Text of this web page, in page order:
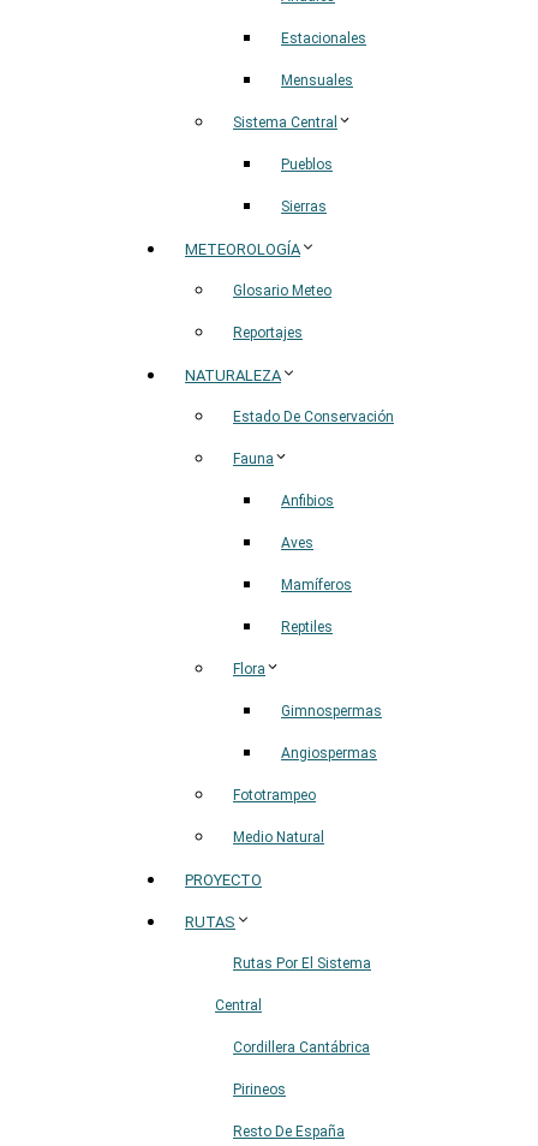
Estacionales
Mensuales
Sistema Central
Pueblos
Sierras
METEOROLOGÍA
Glosario Meteo
Reportajes
NATURALEZA
Estado De Conservación
Fauna
Anfibios
Aves
Mamíferos
Reptiles
Flora
Gimnospermas
Angiospermas
Fototrampeo
Medio Natural
PROYECTO
RUTAS
Rutas Por El Sistema
Central
Cordillera Cantábrica
Pirineos
Resto De España